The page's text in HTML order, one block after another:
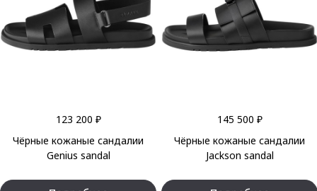
123 200 ₽
Чёрные кожаные сандалии
Genius sandal
145 500 ₽
Чёрные кожаные сандалии
Jackson sandal